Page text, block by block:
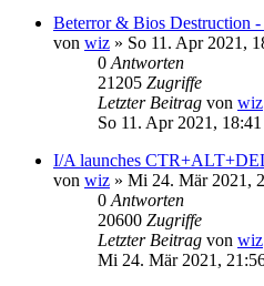
Beterror & Bios Destruction
von wiz » So 11. Apr 2021,
0 Antworten
21205 Zugriffe
Letzter Beitrag von wiz
So 11. Apr 2021, 18:41
I/A launches
von wiz » Mi 24. Mär 2021,
0 Antworten
20600 Zugriffe
Letzter Beitrag von wiz
Mi 24. Mär 2021,